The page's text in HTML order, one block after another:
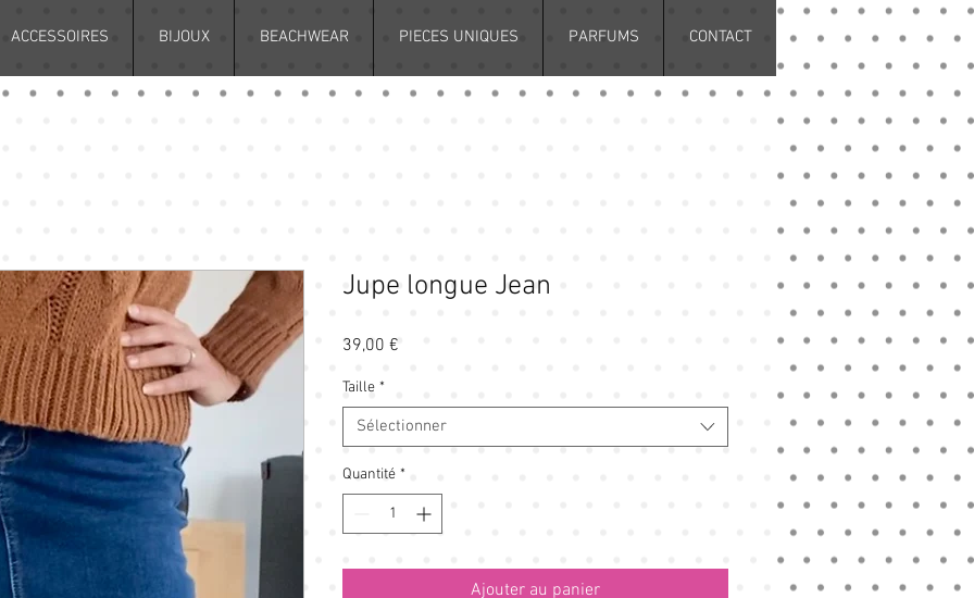
ACCESSOIRES BIJOUX BEACHWEAR PIECES UNIQUES PARFUMS CONTACT
Jupe longue Jean
39,00 €
Taille *
Sélectionner
Quantité *
Ajouter au panier